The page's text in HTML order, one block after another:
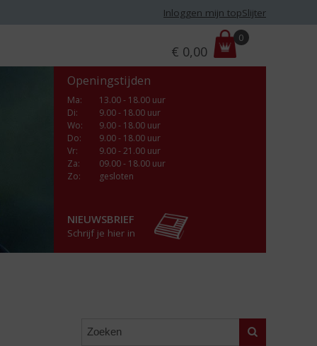
Inloggen mijn topSlijter
r
i
€ 0,00
0
Openingstijden
Ma:
13.00 - 18.00 uur
Di:
9.00 - 18.00 uur
Wo:
9.00 - 18.00 uur
Do:
9.00 - 18.00 uur
Vr:
9.00 - 21.00 uur
Za:
09.00 - 18.00 uur
Zo:
gesloten
NIEUWSBRIEF
Schrijf je hier in
Zoeken